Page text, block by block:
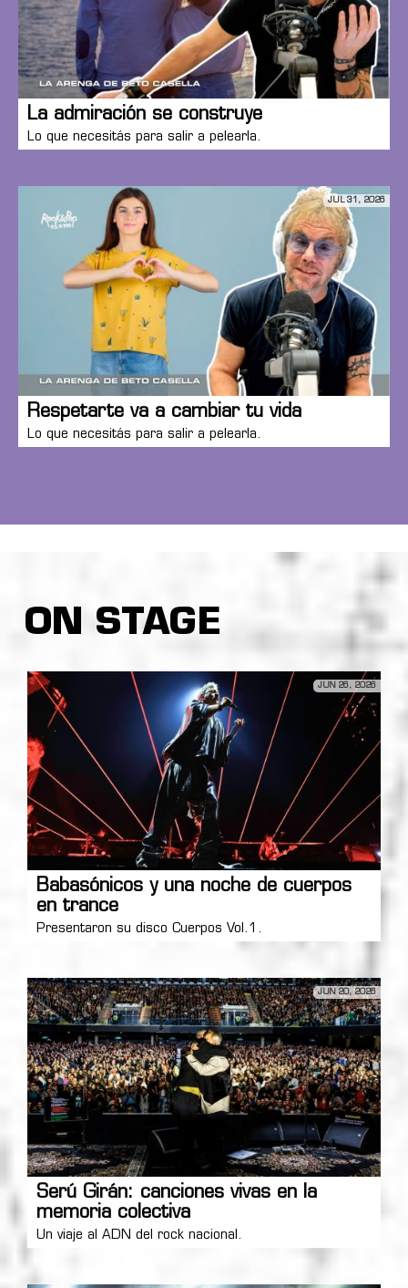
La admiración se construye
Lo que necesitás para salir a pelearla.
JUL 31, 2026
Respetarte va a cambiar tu vida
Lo que necesitás para salir a pelearla.
ON STAGE
JUN 26, 2026
Babasónicos y una noche de cuerpos
en trance
Presentaron su disco Cuerpos Vol.1.
JUN 20, 2026
Serú Girán: canciones vivas en la
memoria colectiva
Un viaje al ADN del rock nacional.